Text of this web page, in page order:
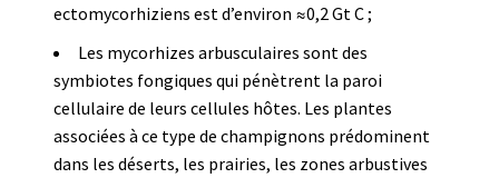
ectomycorhiziens est d’environ ≈0,2 Gt C ;
Les mycorhizes arbusculaires sont des
symbiotes fongiques qui pénètrent la paroi
cellulaire de leurs cellules hôtes. Les plantes
associées à ce type de champignons prédominent
dans les déserts, les prairies, les zones arbustives